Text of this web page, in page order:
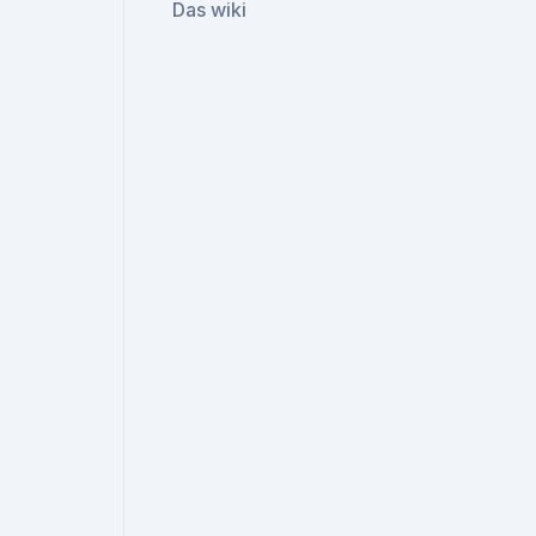
Das wiki